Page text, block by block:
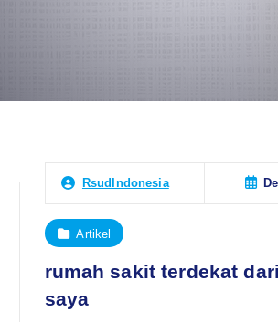
RsudIndonesia
Artikel
rumah sakit terdekat
saya